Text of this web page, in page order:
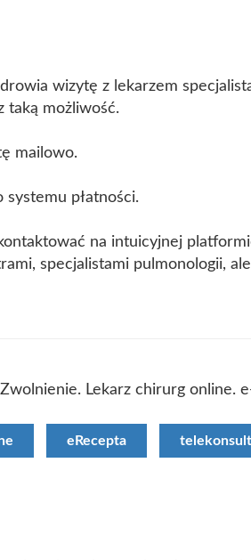
wizytę z lekarzem
taką możliwość.
mailowo.
płatności.
na intuicyjnej
specjalistami pulmonologii,
Lekarz chirurg online.
eRecepta